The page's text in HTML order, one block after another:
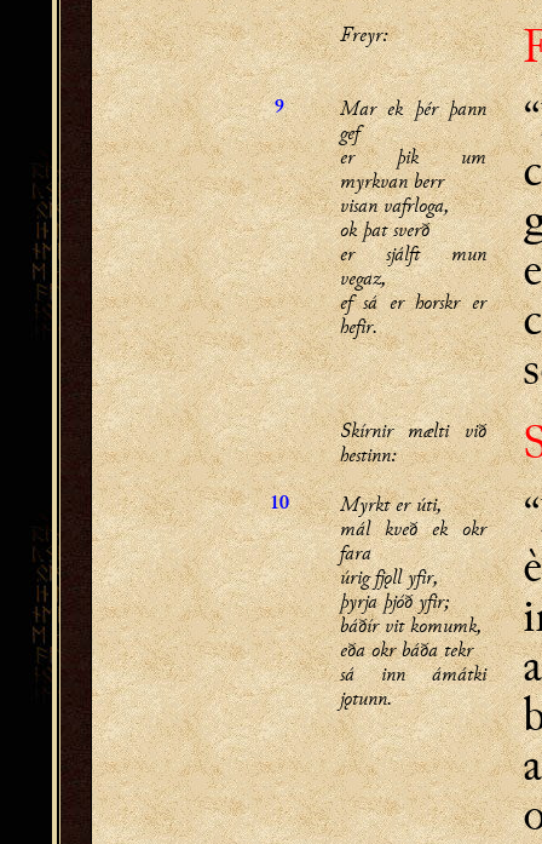
Freyr:
9
Mar ek þér þann
gef
er þik um
myrkvan berr
visan vafrloga,
ok þat sverð
er sjálft mun
vegaz,
ef sá er horskr er
hefir.
Skírnir mælti við
hestinn:
10
Myrkt er úti,
mál kveð ek okr
fara
úrig fjǫll yfir,
þyrja þjóð yfir;
báðír vit komumk,
eða okr báða tekr
sá inn ámátki
jǫtunn.